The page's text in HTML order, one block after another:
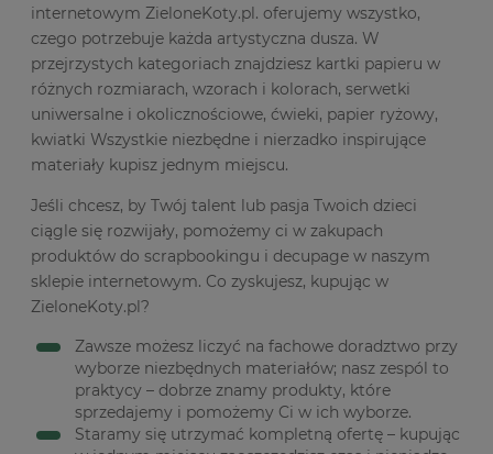
internetowym ZieloneKoty.pl. oferujemy wszystko,
czego potrzebuje każda artystyczna dusza. W
przejrzystych kategoriach znajdziesz kartki papieru w
różnych rozmiarach, wzorach i kolorach, serwetki
uniwersalne i okolicznościowe, ćwieki, papier ryżowy,
kwiatki Wszystkie niezbędne i nierzadko inspirujące
materiały kupisz jednym miejscu.
Jeśli chcesz, by Twój talent lub pasja Twoich dzieci
ciągle się rozwijały, pomożemy ci w zakupach
produktów do scrapbookingu i decupage w naszym
sklepie internetowym. Co zyskujesz, kupując w
ZieloneKoty.pl?
Zawsze możesz liczyć na fachowe doradztwo przy
wyborze niezbędnych materiałów; nasz zespól to
praktycy – dobrze znamy produkty, które
sprzedajemy i pomożemy Ci w ich wyborze.
Staramy się utrzymać kompletną ofertę – kupując